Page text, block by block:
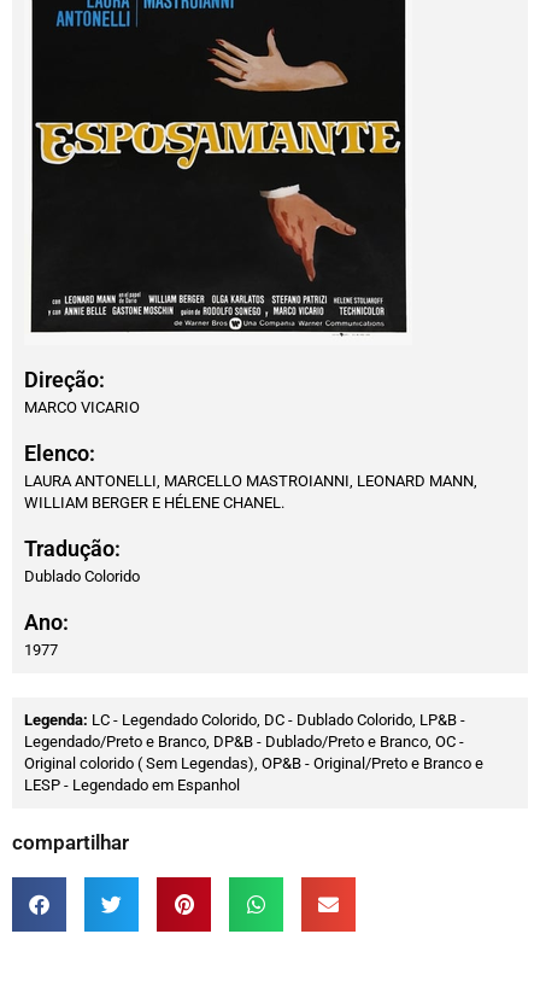
Direção:
MARCO VICARIO
Elenco:
LAURA ANTONELLI, MARCELLO MASTROIANNI, LEONARD MANN,
WILLIAM BERGER E HÉLENE CHANEL.
Tradução:
Dublado Colorido
Ano:
1977
Legenda: LC - Legendado Colorido, DC - Dublado Colorido, LP&B -
Legendado/Preto e Branco, DP&B - Dublado/Preto e Branco, OC -
Original colorido ( Sem Legendas), OP&B - Original/Preto e Branco e
LESP - Legendado em Espanhol
compartilhar